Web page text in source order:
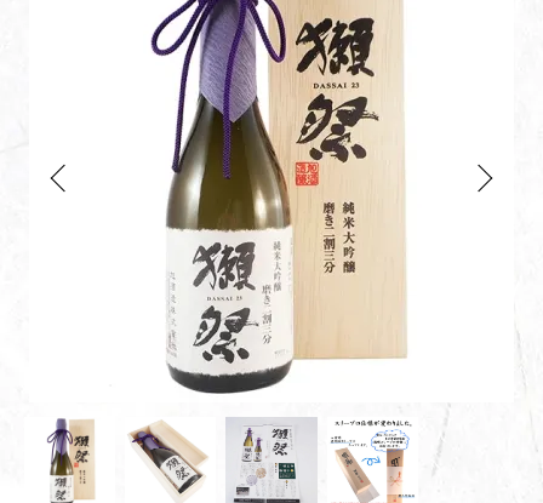
Previous Next